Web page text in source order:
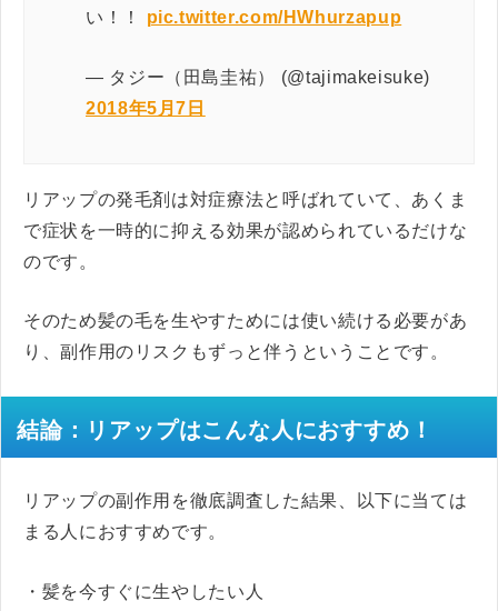
い！！ pic.twitter.com/HWhurzapup
— タジー（田島圭祐） (@tajimakeisuke)
2018年5月7日
リアップの発毛剤は対症療法と呼ばれていて、あくま
で症状を一時的に抑える効果が認められているだけな
のです。
そのため髪の毛を生やすためには使い続ける必要があ
り、副作用のリスクもずっと伴うということです。
結論：リアップはこんな人におすすめ！
リアップの副作用を徹底調査した結果、以下に当ては
まる人におすすめです。
・髪を今すぐに生やしたい人